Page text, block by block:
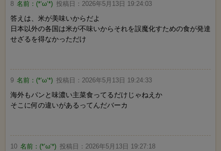
8 名前： (*‘ω‘*) 投稿日： 2026年5月13日 19:24:03
答えは、米が美味いからだよ
日本以外の各国は米が不味いからそれを誤魔化すための食が発達
せざるを得なかっただけ
9 名前： (*‘ω‘*) 投稿日： 2026年5月13日 19:24:33
海外もパンと味濃い主菜食ってるだけじゃねえか
そこに何の違いがあるってんだバーカ
10 名前： (*‘ω‘*) 投稿日： 2026年5月13日 19:27:18